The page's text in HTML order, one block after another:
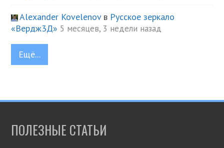
Alexander Kovelenovв Русское зеркало
«Вердж3Д» 5 месяцев, 3 недели назад
Ещё...
ПОЛЕЗНЫЕ СТАТЬИ